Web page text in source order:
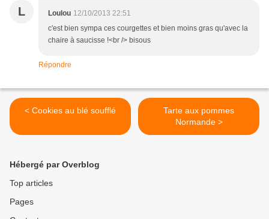
L Loulou 12/10/2013 22:51
c'est bien sympa ces courgettes et bien moins gras qu'avec la
chaire à saucisse !<br /> bisous
Répondre
< Cookies au blé soufflé
Tarte aux pommes
Normande >
Hébergé par Overblog
Top articles
Pages